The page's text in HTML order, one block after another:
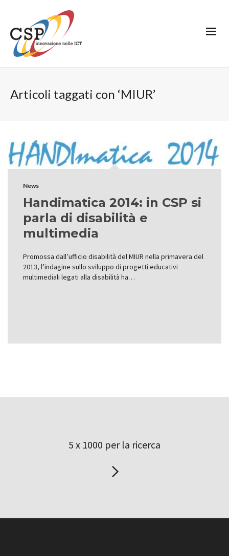
Articoli taggati con ‘MIUR’
News
Handimatica 2014: in CSP si
parla di disabilità e
multimedia
Promossa dall’ufficio disabilità del MIUR nella primavera del
2013, l’indagine sullo sviluppo di progetti educativi
multimediali legati alla disabilità ha…
5 x 1000 per la ricerca